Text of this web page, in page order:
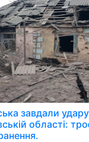
завдали
області: